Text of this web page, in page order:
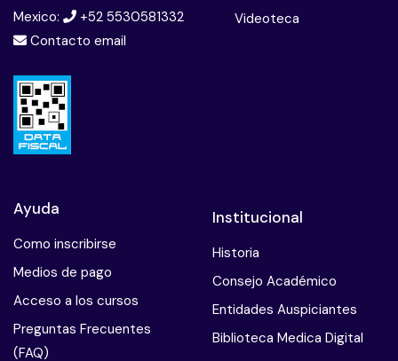
Mexico:
+52 5530581332
Contacto email
Videoteca
Ayuda
Como inscribirse
Medios de pago
Acceso a los cursos
Preguntas Frecuentes
(FAQ)
Institucional
Historia
Consejo Académico
Entidades Auspiciantes
Biblioteca Medica Digital